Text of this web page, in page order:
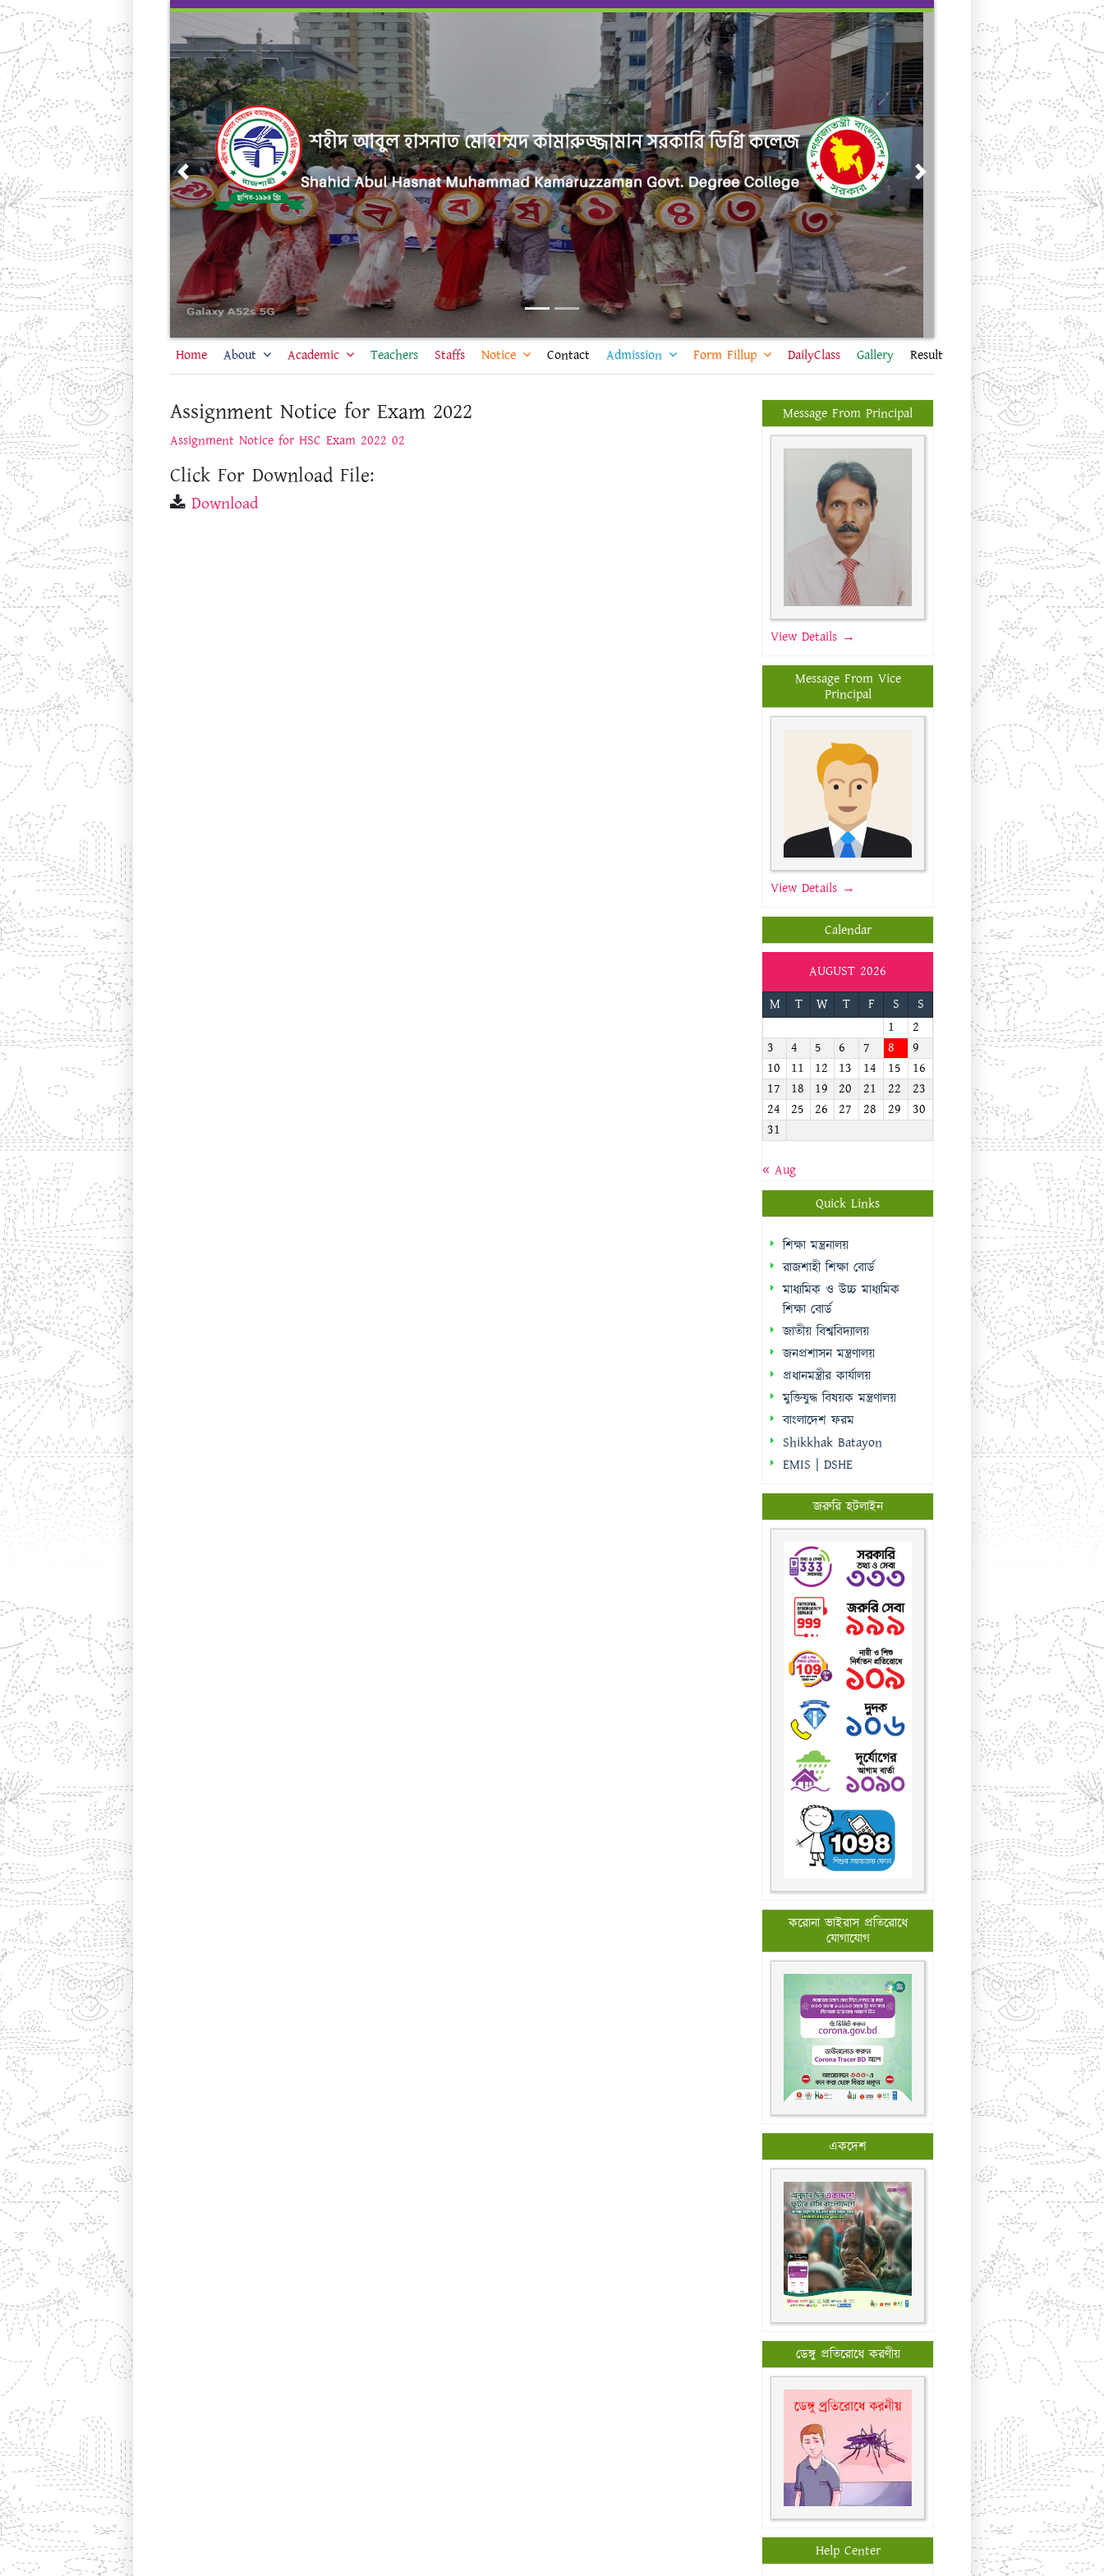
Skip
content
Previous Next
Home About Academic Teachers Staffs Notice Contact Admission Form Fillup DailyClass Gallery Result
Assignment Notice for Exam 2022
Assignment Notice for HSC Exam 2022 02
Click For Download File:
Download
Message From Principal
View Details →
Message From Vice
Principal
View Details →
Calendar
AUGUST 2026
M
T W T F S
S
1
2
3
4 5 6 7 8
9
10
11 12 13 14 15
16
17
18 19 20 21 22
23
24
25 26 27 28 29
30
31
« Aug
Quick Links
শিক্ষা মন্ত্রনালয়
রাজশাহী শিক্ষা বোর্ড
মাধ্যমিক ও উচ্চ মাধ্যমিক
শিক্ষা বোর্ড
জাতীয় বিশ্ববিদ্যালয়
জনপ্রশাসন মন্ত্রণালয়
প্রধানমন্ত্রীর কার্যালয়
মুক্তিযুদ্ধ বিষয়ক মন্ত্রণালয়
বাংলাদেশ ফরম
Shikkhak Batayon
EMIS | DSHE
জরুরি হটলাইন
করোনা ভাইরাস প্রতিরোধে
যোগাযোগ
একদেশ
ডেঙ্গু প্রতিরোধে করণীয়
Help Center